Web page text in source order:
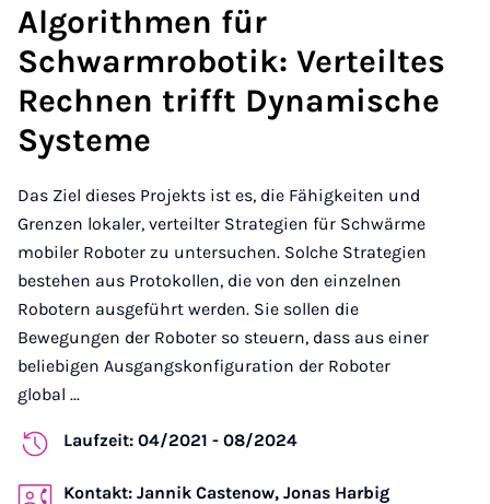
Algorithmen für
Schwarmrobotik: Verteiltes
Rechnen trifft Dynamische
Systeme
Das Ziel dieses Projekts ist es, die Fähigkeiten und
Grenzen lokaler, verteilter Strategien für Schwärme
mobiler Roboter zu untersuchen. Solche Strategien
bestehen aus Protokollen, die von den einzelnen
Robotern ausgeführt werden. Sie sollen die
Bewegungen der Roboter so steuern, dass aus einer
beliebigen Ausgangskonfiguration der Roboter
global ...
Laufzeit: 04/2021 - 08/2024
Kontakt: Jannik Castenow, Jonas Harbig